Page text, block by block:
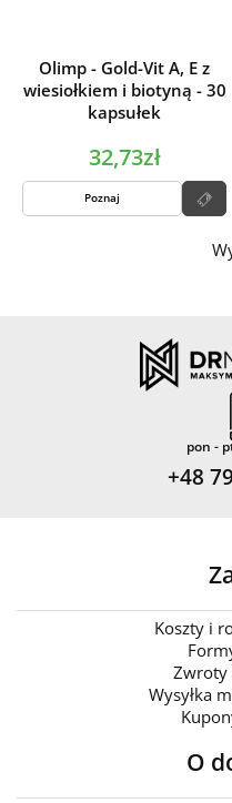
Olimp - Gold-Vit A, E z
wiesiołkiem i biotyną - 30
kapsułek
32,73zł
Poznaj
pon -
+48
Koszty i
Zwroty
Wysyłka
O